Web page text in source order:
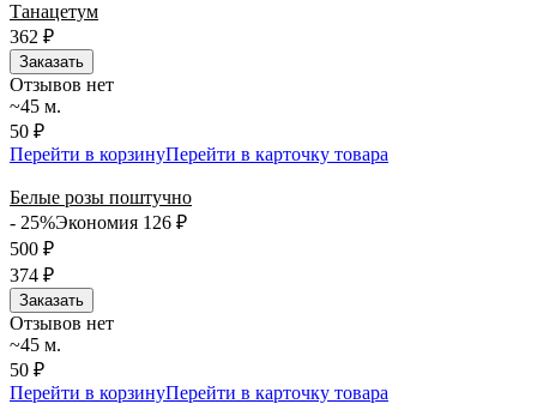
Танацетум
362 ₽
Заказать
Отзывов нет
~45 м.
50 ₽
Перейти в корзинуПерейти в карточку товара
Белые розы поштучно
- 25%Экономия 126 ₽
500 ₽
374 ₽
Заказать
Отзывов нет
~45 м.
50 ₽
Перейти в корзинуПерейти в карточку товара